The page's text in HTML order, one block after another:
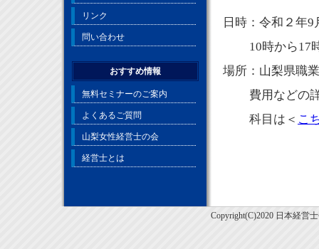
日時：令和２年
10時から17
場所：山梨県職
費用などの
科目は＜ こ
リンク
問い合わせ
おすすめ情報
無料セミナーのご案内
よくあるご質問
山梨女性経営士の会
経営士とは
Copyright(C)2020 日本経営